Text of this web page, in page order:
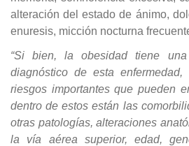
alteración del estado de ánimo,
enuresis, micción nocturna
“Si bien, la obesidad tiene
diagnóstico de esta
riesgos importantes que pueden
dentro de estos están las
otras patologías, alteraciones
la vía aérea superior, edad,